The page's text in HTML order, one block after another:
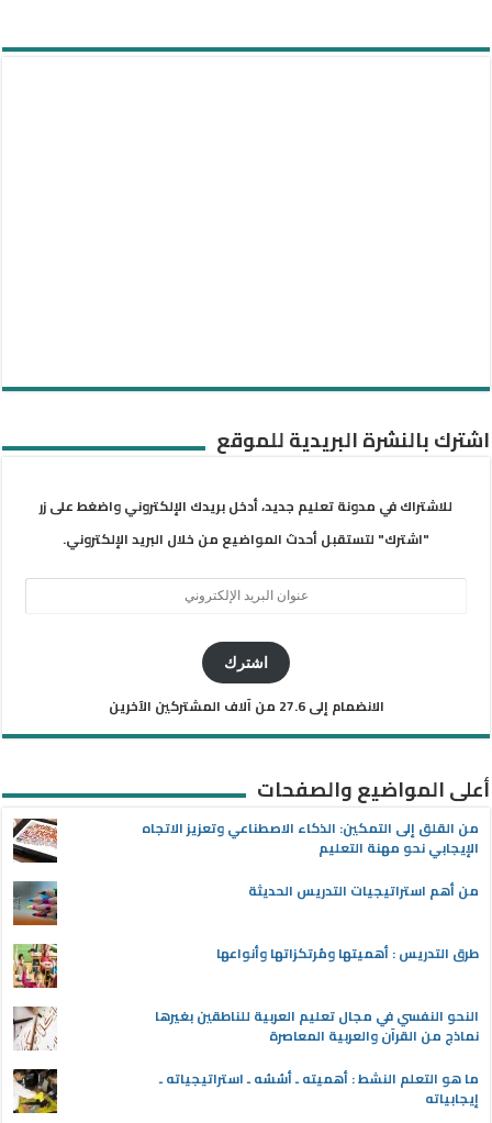
اشترك بالنشرة البريدية للموقع
للاشتراك في مدونة تعليم جديد، أدخل بريدك الإلكتروني واضغط على زر
"اشترك" لتستقبل أحدث المواضيع من خلال البريد الإلكتروني.
اشترك
الانضمام إلى 27.6 من آلاف المشتركين الآخرين
أعلى المواضيع والصفحات
من القلق إلى التمكين: الذكاء الاصطناعي وتعزيز الاتجاه
الإيجابي نحو مهنة التعليم
من أهم استراتيجيات التدريس الحديثة
طرق التدريس : أهميتها ومُرتكزاتها وأنواعها
النحو النفسي في مجال تعليم العربية للناطقين بغيرها
نماذج من القرآن والعربية المعاصرة
ما هو التعلم النشط : أهميته ـ أسُسُه ـ استراتيجياته ـ
إيجابياته